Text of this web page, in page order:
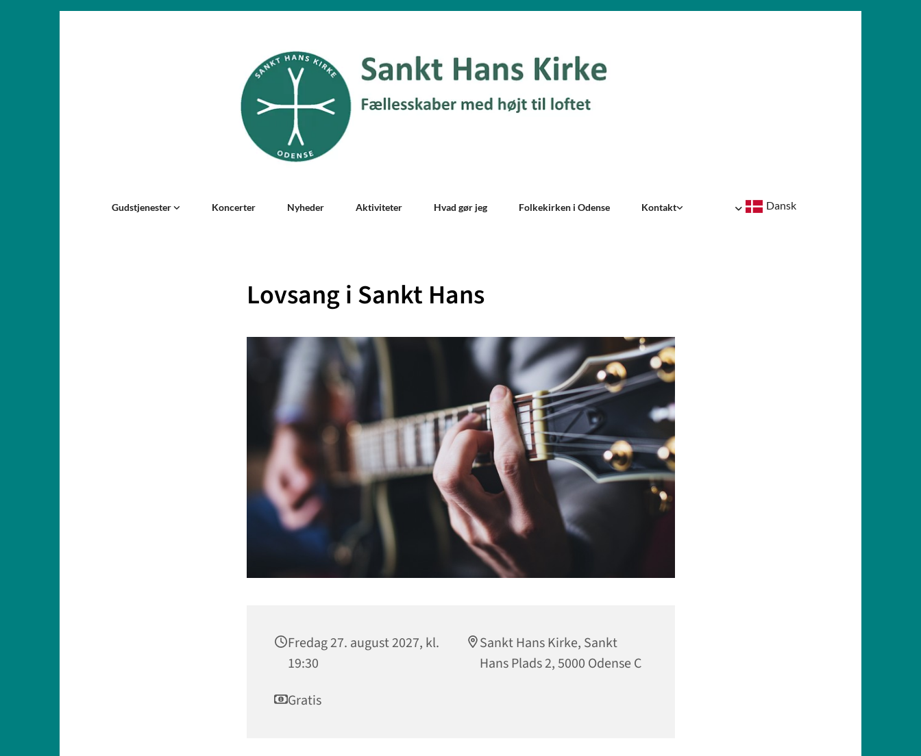
Gudstjenester Koncerter Nyheder Aktiviteter Hvad gør jeg Folkekirken i Odense Kontakt Dansk
Lovsang i Sankt Hans
Fredag 27. august 2027, kl.
19:30
Sankt Hans Kirke, Sankt
Hans Plads 2, 5000 Odense C
Gratis